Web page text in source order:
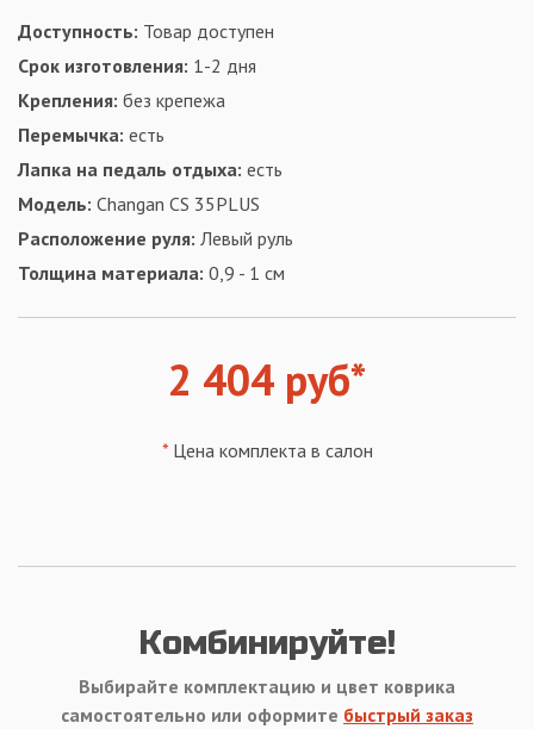
Доступность: Товар доступен
Срок изготовления: 1-2 дня
Крепления: без крепежа
Перемычка: есть
Лапка на педаль отдыха: есть
Модель: Changan CS 35PLUS
Расположение руля: Левый руль
Толщина материала: 0,9 - 1 см
2 404 руб*
*Цена комплекта в салон
Комбинируйте!
Выбирайте комплектацию и цвет коврика
самостоятельно или оформите быстрый заказ